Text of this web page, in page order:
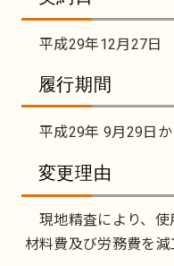
平成29年12月27日
履行期間
平成29年 9月29日か
変更理由
現地精査により、使
材料費及び労務費を減